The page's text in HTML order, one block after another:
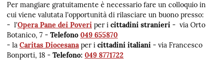
Per mangiare gratuitamente è necessario fare un colloquio in
cui viene valutata l'opportunità di rilasciare un buono presso:
- l'Opera Pane dei Poveri per i cittadini stranieri - via Orto
Botanico, 7 - Telefono 049 655870
- la Caritas Diocesanaper i cittadini italiani - via Francesco
Bonporti, 18 - Telefono: 049 8771722